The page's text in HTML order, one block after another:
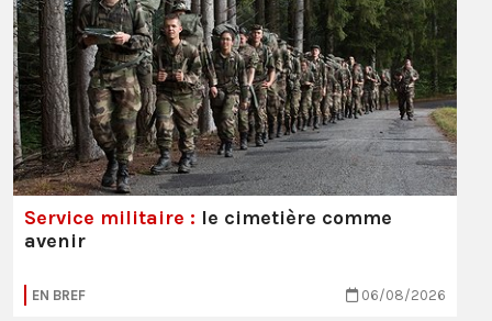
Service militaire : le cimetière comme
avenir
EN BREF 06/08/2026